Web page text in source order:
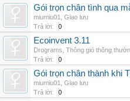
Gói trọn chân tình qua
miumiu01
Giao lưu
Trả lời:
0
Ecoinvent 3.11
Drograms Thông gió thông
Trả lời:
0
Gói trọn chân thành khi
miumiu01
Giao lưu
Trả lời:
0